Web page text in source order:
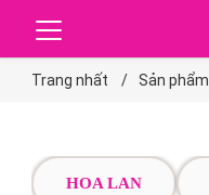
Trang nhất Sản phẩm
HOA LAN